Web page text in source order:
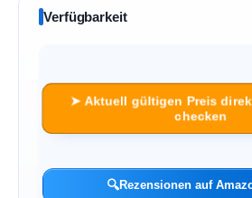
Verfügbarkeit
➤ Aktuell gültigen Preis
checken
🔍Rezensionen auf